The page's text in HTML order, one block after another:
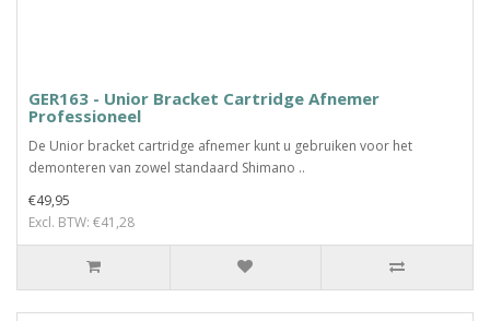
GER163 - Unior Bracket Cartridge Afnemer
Professioneel
De Unior bracket cartridge afnemer kunt u gebruiken voor het
demonteren van zowel standaard Shimano ..
€49,95
Excl. BTW: €41,28